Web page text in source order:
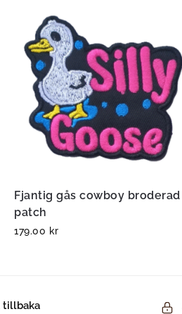
Fjantig gås cowboy broderad
patch
179.00 kr
tillbaka